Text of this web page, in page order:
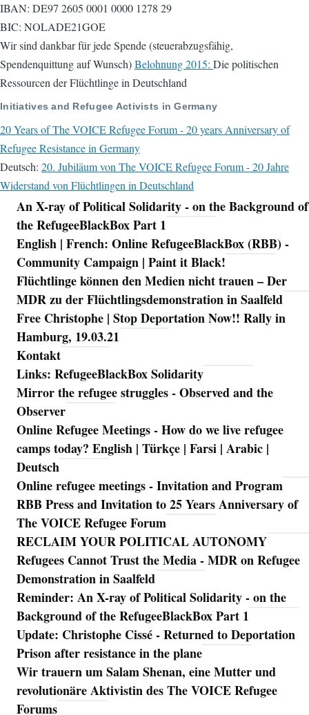
IBAN: DE97 2605 0001 0000 1278 29
BIC: NOLADE21GOE
Wir sind dankbar für jede Spende (steuerabzugsfähig,
Spendenquittung auf Wunsch)Belohnung 2015: Die politischen
Ressourcen der Flüchtlinge in Deutschland
Initiatives and Refugee Activists in Germany
20 Years of The VOICE Refugee Forum - 20 years Anniversary of
Refugee Resistance in Germany
Deutsch: 20. Jubiläum von The VOICE Refugee Forum - 20 Jahre
Widerstand von Flüchtlingen in Deutschland
Navigation
An X-ray of Political Solidarity - on the Background of
the RefugeeBlackBox Part 1
English | French: Online RefugeeBlackBox (RBB) -
Community Campaign | Paint it Black!
Flüchtlinge können den Medien nicht trauen – Der
MDR zu der Flüchtlingsdemonstration in Saalfeld
Free Christophe | Stop Deportation Now!! Rally in
Hamburg, 19.03.21
Kontakt
Links: RefugeeBlackBox Solidarity
Mirror the refugee struggles - Observed and the
Observer
Online Refugee Meetings - How do we live refugee
camps today? English | Türkçe | Farsi | Arabic |
Deutsch
Online refugee meetings - Invitation and Program
RBB Press and Invitation to 25 Years Anniversary of
The VOICE Refugee Forum
RECLAIM YOUR POLITICAL AUTONOMY
Refugees Cannot Trust the Media - MDR on Refugee
Demonstration in Saalfeld
Reminder: An X-ray of Political Solidarity - on the
Background of the RefugeeBlackBox Part 1
Update: Christophe Cissé - Returned to Deportation
Prison after resistance in the plane
Wir trauern um Salam Shenan, eine Mutter und
revolutionäre Aktivistin des The VOICE Refugee
Forums